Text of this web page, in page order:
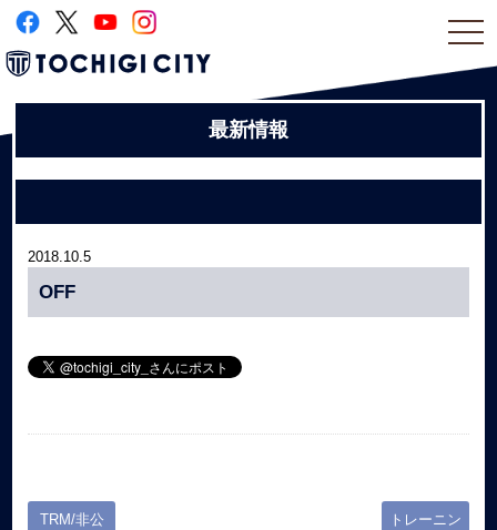
最新情報
2018.10.5
OFF
TRM/非公
トレーニン